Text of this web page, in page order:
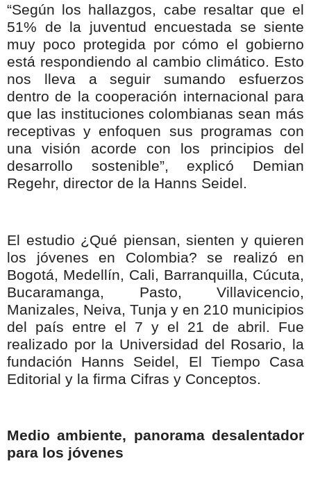
“Según los hallazgos, cabe resaltar que el
51% de la juventud encuestada se siente
muy poco protegida por cómo el gobierno
está respondiendo al cambio climático. Esto
nos lleva a seguir sumando esfuerzos
dentro de la cooperación internacional para
que las instituciones colombianas sean más
receptivas y enfoquen sus programas con
una visión acorde con los principios del
desarrollo sostenible”, explicó Demian
Regehr, director de la Hanns Seidel.
El estudio ¿Qué piensan, sienten y quieren
los jóvenes en Colombia? se realizó en
Bogotá, Medellín, Cali, Barranquilla, Cúcuta,
Bucaramanga, Pasto, Villavicencio,
Manizales, Neiva, Tunja y en 210 municipios
del país entre el 7 y el 21 de abril. Fue
realizado por la Universidad del Rosario, la
fundación Hanns Seidel, El Tiempo Casa
Editorial y la firma Cifras y Conceptos.
Medio ambiente, panorama desalentador
para los jóvenes